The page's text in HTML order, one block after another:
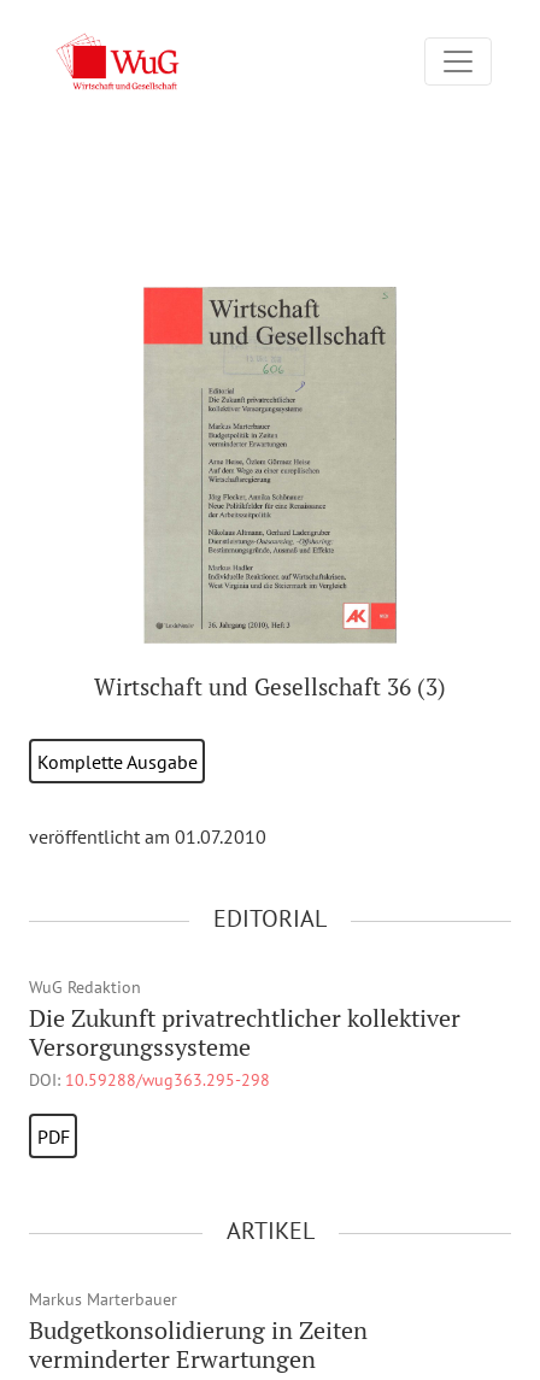
Wirtschaft und Gesellschaft 36 (3)
Komplette Ausgabe
veröffentlicht am 01.07.2010
EDITORIAL
WuG Redaktion
Die Zukunft privatrechtlicher kollektiver
Versorgungssysteme
DOI: 10.59288/wug363.295-298
PDF
ARTIKEL
Markus Marterbauer
Budgetkonsolidierung in Zeiten
verminderter Erwartungen